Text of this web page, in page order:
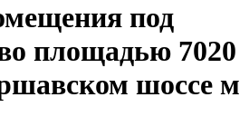
под
площадью 7020
шоссе м